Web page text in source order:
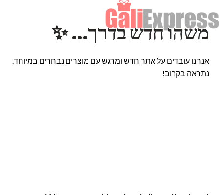
משהו חדש בדרך… ✨
אנחנו עובדים על אתר חדש ומרגש עם מוצרים נבחרים במיוחד.
נתראה בקרוב!